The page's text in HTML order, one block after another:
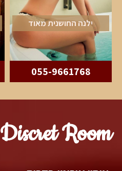
ילנה החושנית מאוד
055-9661768
Discret Room